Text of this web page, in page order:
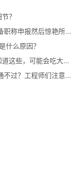
？
上海职称|疫情期间我们要偷偷准备职称申报然后惊艳所有人！
什么原因？
拥有中级职称就能积分落户？不知道这些，可能会吃大亏！
2021上海市职称评审会因为什么通不过？工程师们注意这些，避免踩坑